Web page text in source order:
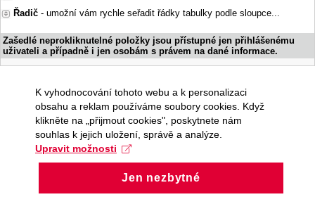
Řadič - umožní vám rychle seřadit řádky tabulky podle sloupce...
Zašedlé neprokliknutelné položky jsou přístupné jen přihlášenému
uživateli a případně i jen osobám s právem na dané informace.
K vyhodnocování tohoto webu a k personalizaci
obsahu a reklam používáme soubory cookies. Když
klikněte na „přijmout cookies", poskytnete nám
souhlas k jejich uložení, správě a analýze.
Upravit možnosti
Jen nezbytné